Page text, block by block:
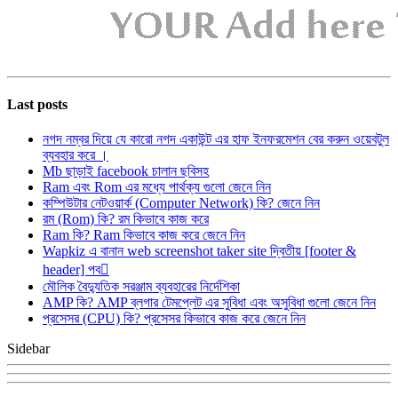
Last posts
নগদ নম্বর দিয়ে যে কারো নগদ একাউন্ট এর হাফ ইনফরমেশন বের করুন ওয়েবটুল
ব্যবহার করে ।
Mb ছাড়াই facebook চালান ছবিসহ
Ram এবং Rom এর মধ্যে পার্থক্য গুলো জেনে নিন
কম্পিউটার নেটওয়ার্ক (Computer Network) কি? জেনে নিন
রম (Rom) কি? রম কিভাবে কাজ করে
Ram কি? Ram কিভাবে কাজ করে জেনে নিন
Wapkiz এ বানান web screenshot taker site দ্বিতীয় [footer &
header] পব
মৌলিক বৈদ্যুতিক সরঞ্জাম ব্যবহারের নির্দেশিকা
AMP কি? AMP ব্লগার টেমপ্লেট এর সুবিধা এবং অসুবিধা গুলো জেনে নিন
প্রসেসর (CPU) কি? প্রসেসর কিভাবে কাজ করে জেনে নিন
Sidebar